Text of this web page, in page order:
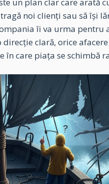
noi clienți sau să își
îi va urma
direcție clară, orice
în care piața se schimbă